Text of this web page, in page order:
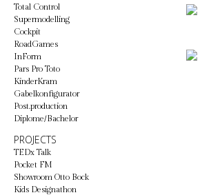
Total Control
Supermodelling
Cockpit
RoadGames
InForm
Pars Pro Toto
KinderKram
Gabelkonfigurator
Post.production
Diplome/Bachelor
PROJECTS
TEDx Talk
Pocket FM
Showroom Otto Bock
Kids Designathon